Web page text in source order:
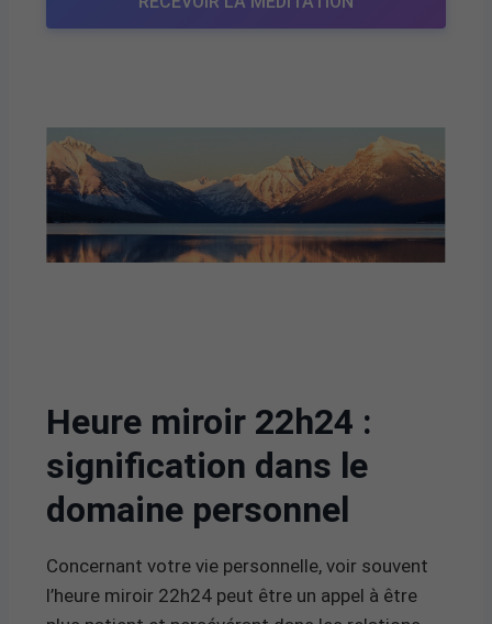
Heure miroir 22h24 :
signification dans le
domaine personnel
Concernant votre vie personnelle, voir souvent
l’heure miroir 22h24 peut être un appel à être